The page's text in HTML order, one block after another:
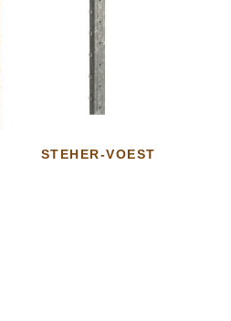
STEHER-VOEST